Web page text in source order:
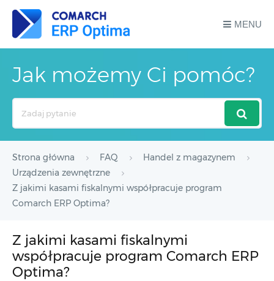
MENU
Jak możemy Ci pomóc?
Strona główna FAQ
Handel z magazynem
Urządzenia zewnętrzne
Z jakimi kasami fiskalnymi współpracuje program
Comarch ERP Optima?
Z jakimi kasami fiskalnymi
współpracuje program Comarch ERP
Optima?